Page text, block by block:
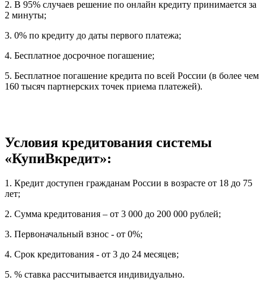
2. В 95% случаев решение по онлайн кредиту принимается за
2 минуты;
3. 0% по кредиту до даты первого платежа;
4. Бесплатное досрочное погашение;
5. Бесплатное погашение кредита по всей России (в более чем
160 тысяч партнерских точек приема платежей).
Условия кредитования системы
«КупиВкредит»:
1. Кредит доступен гражданам России в возрасте от 18 до 75
лет;
2. Сумма кредитования – от 3 000 до 200 000 рублей;
3. Первоначальный взнос - от 0%;
4. Срок кредитования - от 3 до 24 месяцев;
5. % ставка рассчитывается индивидуально.